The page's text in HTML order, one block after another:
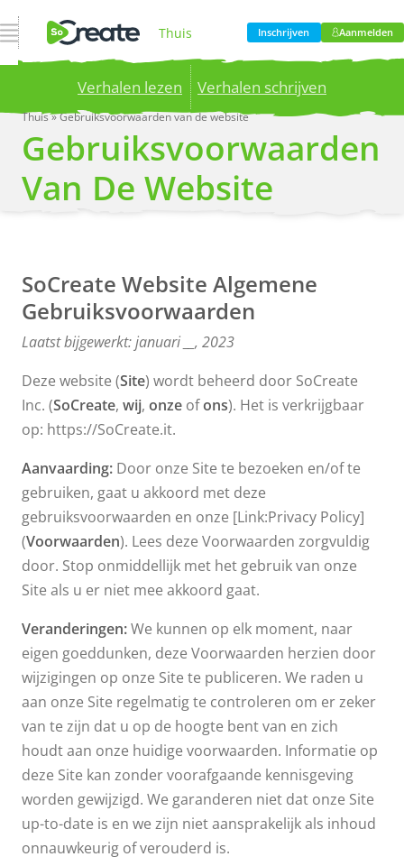
Open navigatie Thuis
Product
Prijzen
Bedrijf
Inschrijven Aanmelden
Verhalen lezen Verhalen schrijven
Publish your stories to a global audience.Try it
now!
Thuis»Gebruiksvoorwaarden van de website
Gebruiksvoorwaarden
Van De Website
SoCreate Website Algemene
Gebruiksvoorwaarden
Laatst bijgewerkt: januari __, 2023
Deze website (Site) wordt beheerd door SoCreate
Inc. (SoCreate, wij, onze ofons). Het is verkrijgbaar
op: https://SoCreate.it.
Aanvaarding: Door onze Site te bezoeken en/of te
gebruiken, gaat u akkoord met deze
gebruiksvoorwaarden en onze [Link:Privacy Policy]
(Voorwaarden). Lees deze Voorwaarden zorgvuldig
door. Stop onmiddellijk met het gebruik van onze
Site als u er niet mee akkoord gaat.
Veranderingen:We kunnen op elk moment, naar
eigen goeddunken, deze Voorwaarden herzien door
wijzigingen op onze Site te publiceren. We raden u
aan onze Site regelmatig te controleren om er zeker
van te zijn dat u op de hoogte bent van en zich
houdt aan onze huidige voorwaarden. Informatie op
deze Site kan zonder voorafgaande kennisgeving
worden gewijzigd. We garanderen niet dat onze Site
up-to-date is en we zijn niet aansprakelijk als inhoud
onnauwkeurig of verouderd is.